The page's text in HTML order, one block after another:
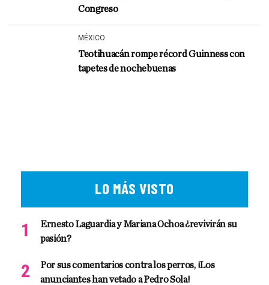
Congreso
MÉXICO
Teotihuacán rompe récord Guinness con
tapetes de nochebuenas
LO MÁS VISTO
Ernesto Laguardia y Mariana Ochoa ¿revivirán su
pasión?
Por sus comentarios contra los perros, ¡Los
anunciantes han vetado a Pedro Sola!